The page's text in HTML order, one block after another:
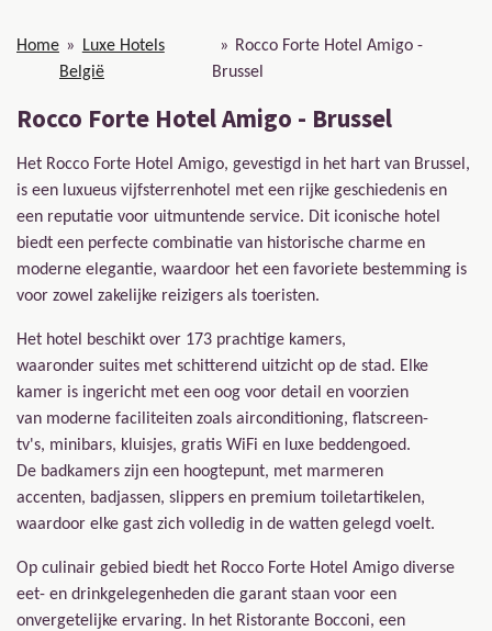
Home »
Luxe Hotels
België
» Rocco Forte Hotel Amigo -
Brussel
Rocco Forte Hotel Amigo - Brussel
Het Rocco Forte Hotel Amigo, gevestigd in het hart van Brussel,
is een luxueus vijfsterrenhotel met een rijke geschiedenis en
een reputatie voor uitmuntende service. Dit iconische hotel
biedt een perfecte combinatie van historische charme en
moderne elegantie, waardoor het een favoriete bestemming is
voor zowel zakelijke reizigers als toeristen.
Het hotel beschikt over 173 prachtige kamers,
waaronder suites met schitterend uitzicht op de stad. Elke
kamer is ingericht met een oog voor detail en voorzien
van moderne faciliteiten zoals airconditioning, flatscreen-
tv's, minibars, kluisjes, gratis WiFi en luxe beddengoed.
De badkamers zijn een hoogtepunt, met marmeren
accenten, badjassen, slippers en premium toiletartikelen,
waardoor elke gast zich volledig in de watten gelegd voelt.
Op culinair gebied biedt het Rocco Forte Hotel Amigo diverse
eet- en drinkgelegenheden die garant staan voor een
onvergetelijke ervaring. In het Ristorante Bocconi, een